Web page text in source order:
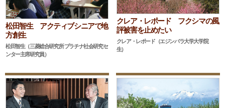
松田智生 アクティブシニアで地
方創生
松田智生（三菱総合研究所 プラチナ社会研究セ
ンター主席研究員）
クレア・レポード フクシマの風
評被害を止めたい
クレア・レポード（エジンバラ大学大学院
生）